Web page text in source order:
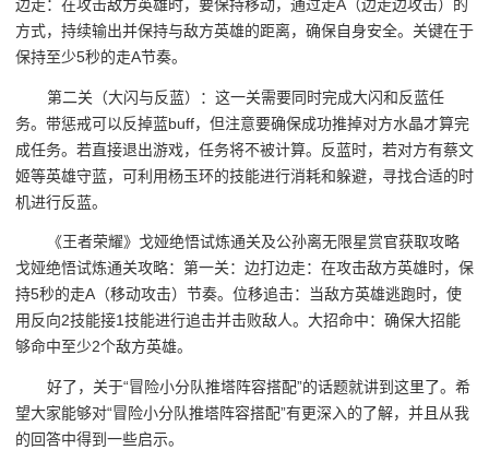
边走：在攻击敌方英雄时，要保持移动，通过走A（边走边攻击）的
方式，持续输出并保持与敌方英雄的距离，确保自身安全。关键在于
保持至少5秒的走A节奏。
第二关（大闪与反蓝）：这一关需要同时完成大闪和反蓝任
务。带惩戒可以反掉蓝buff，但注意要确保成功推掉对方水晶才算完
成任务。若直接退出游戏，任务将不被计算。反蓝时，若对方有蔡文
姬等英雄守蓝，可利用杨玉环的技能进行消耗和躲避，寻找合适的时
机进行反蓝。
《王者荣耀》戈娅绝悟试炼通关及公孙离无限星赏官获取攻略
戈娅绝悟试炼通关攻略：第一关：边打边走：在攻击敌方英雄时，保
持5秒的走A（移动攻击）节奏。位移追击：当敌方英雄逃跑时，使
用反向2技能接1技能进行追击并击败敌人。大招命中：确保大招能
够命中至少2个敌方英雄。
好了，关于“冒险小分队推塔阵容搭配”的话题就讲到这里了。希
望大家能够对“冒险小分队推塔阵容搭配”有更深入的了解，并且从我
的回答中得到一些启示。